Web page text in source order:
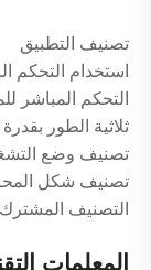
تصنيف التطبيق
استخدام التحكم
التحكم المباشر
ثلاثية الطور بقدرة 5.5 كيلو وات
تصنيف وضع
تصنيف شكل
التصنيف
المعلمات